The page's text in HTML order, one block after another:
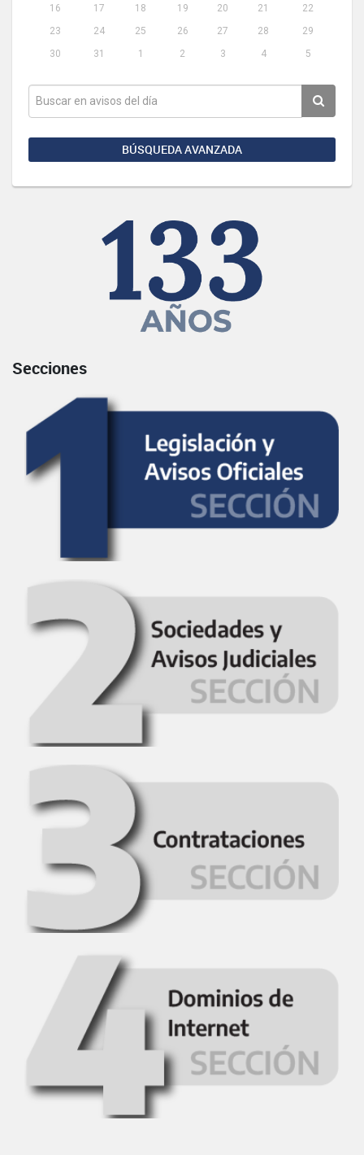
16
17 18 19 20 21
22
23
24 25 26 27 28
29
30
31 1 2 3 4 5
BÚSQUEDA AVANZADA
Secciones